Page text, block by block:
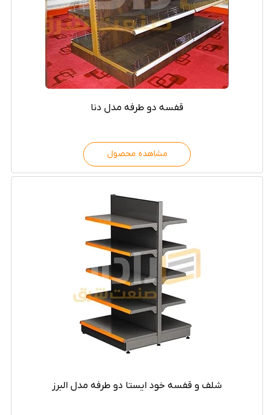
قفسه دو طرفه مدل دنا
مشاهده محصول
شلف و قفسه خود ایستا دو طرفه مدل البرز